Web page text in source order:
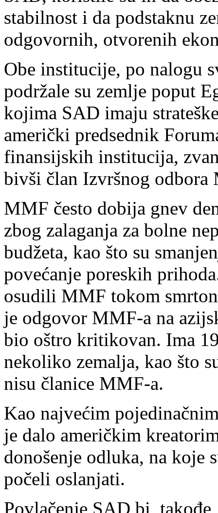
stabilnost i da podstaknu
odgovornih, otvorenih
Obe institucije, po nalogu
podržale su zemlje poput
kojima SAD imaju
američki predsednik
finansijskih institucija,
bivši član Izvršnog odbora
MMF često dobija gnev
zbog zalaganja za bolne
budžeta, kao što su
povećanje poreskih
osudili MMF tokom
je odgovor MMF-a na
bio oštro kritikovan. Ima
nekoliko zemalja, kao što
nisu članice MMF-a.
Kao najvećim
je dalo američkim
donošenje odluka, na koje
počeli oslanjati.
Povlačenje SAD bi,